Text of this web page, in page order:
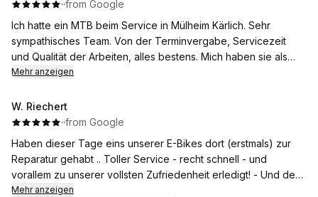
··from Google
Ich hatte ein MTB beim Service in Mülheim Kärlich. Sehr
sympathisches Team. Von der Terminvergabe, Servicezeit
und Qualität der Arbeiten, alles bestens. Mich haben sie als
Kunden gewonnen, komme wieder.
Mehr anzeigen
W. Riechert
··from Google
Haben dieser Tage eins unserer E-Bikes dort (erstmals) zur
Reparatur gehabt .. Toller Service - recht schnell - und
vorallem zu unserer vollsten Zufriedenheit erledigt! - Und der
Preis hat auch gestimmt! .. DANKE! *****
Mehr anzeigen